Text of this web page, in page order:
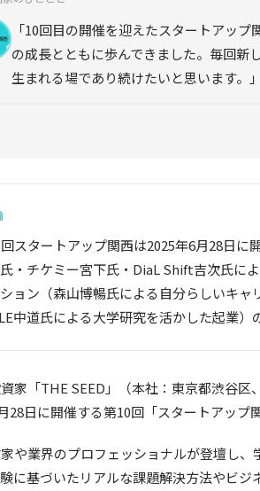
「10回目の開催を迎えたスタートアッ
の成長とともに歩んできました。毎回新
生まれる場であり続けたいと思います。」
スタートアップ関西は2025年6月28日
・チケミー宮下氏・DiaL Shift吉次氏に
ョン（森山博暢氏による自分らしいキャ
中道氏による大学研究を活かした起業）
家「THE SEED」（本社：東京都渋谷区
28日に開催する第10回「スタートアップ
や業界のプロフェッショナルが登壇し
に基づいたリアルな課題解決方法やビジ